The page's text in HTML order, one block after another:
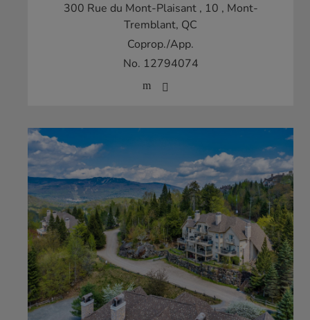
300 Rue du Mont-Plaisant , 10 , Mont-
Tremblant, QC
Coprop./App.
No. 12794074